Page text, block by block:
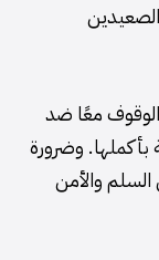
معًا ضد
بأكملها. وضرورة
والأمن